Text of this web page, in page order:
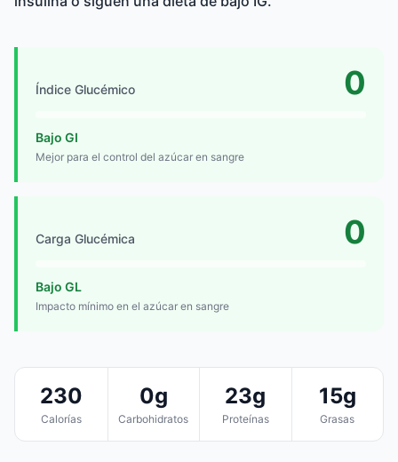
Índice Glucémico 0
Bajo GI
Mejor para el control del azúcar en sangre
Carga Glucémica 0
Bajo GL
Impacto mínimo en el azúcar en sangre
230
Calorías
0g
Carbohidratos
23g
Proteínas
15g
Grasas